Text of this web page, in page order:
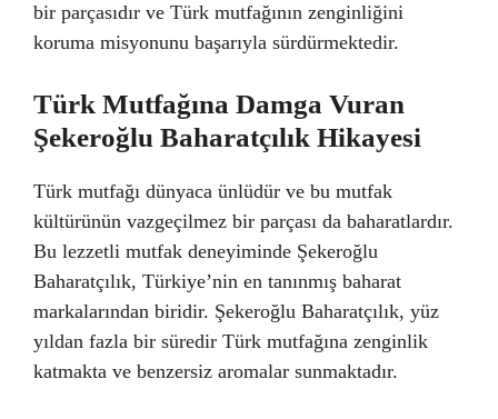
bir parçasıdır ve Türk mutfağının zenginliğini
koruma misyonunu başarıyla sürdürmektedir.
Türk Mutfağına Damga Vuran
Şekeroğlu Baharatçılık Hikayesi
Türk mutfağı dünyaca ünlüdür ve bu mutfak
kültürünün vazgeçilmez bir parçası da baharatlardır.
Bu lezzetli mutfak deneyiminde Şekeroğlu
Baharatçılık, Türkiye’nin en tanınmış baharat
markalarından biridir. Şekeroğlu Baharatçılık, yüz
yıldan fazla bir süredir Türk mutfağına zenginlik
katmakta ve benzersiz aromalar sunmaktadır.